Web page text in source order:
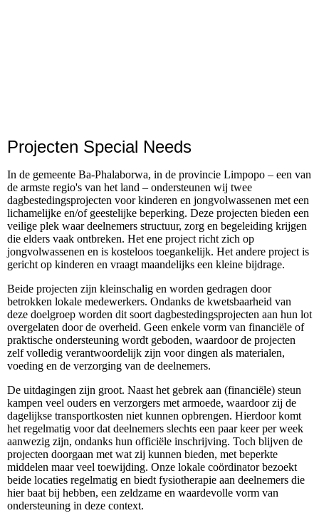
Projecten Special Needs
In de gemeente Ba-Phalaborwa, in de provincie Limpopo – een van
de armste regio's van het land – ondersteunen wij twee
dagbestedingsprojecten voor kinderen en jongvolwassenen met een
lichamelijke en/of geestelijke beperking. Deze projecten bieden een
veilige plek waar deelnemers structuur, zorg en begeleiding krijgen
die elders vaak ontbreken. Het ene project richt zich op
jongvolwassenen en is kosteloos toegankelijk. Het andere project is
gericht op kinderen en vraagt maandelijks een kleine bijdrage.
Beide projecten zijn kleinschalig en worden gedragen door
betrokken lokale medewerkers. Ondanks de kwetsbaarheid van
deze doelgroep worden dit soort dagbestedingsprojecten aan hun lot
overgelaten door de overheid. Geen enkele vorm van financiële of
praktische ondersteuning wordt geboden, waardoor de projecten
zelf volledig verantwoordelijk zijn voor dingen als materialen,
voeding en de verzorging van de deelnemers.
De uitdagingen zijn groot. Naast het gebrek aan (financiële) steun
kampen veel ouders en verzorgers met armoede, waardoor zij de
dagelijkse transportkosten niet kunnen opbrengen. Hierdoor komt
het regelmatig voor dat deelnemers slechts een paar keer per week
aanwezig zijn, ondanks hun officiële inschrijving. Toch blijven de
projecten doorgaan met wat zij kunnen bieden, met beperkte
middelen maar veel toewijding. Onze lokale coördinator bezoekt
beide locaties regelmatig en biedt fysiotherapie aan deelnemers die
hier baat bij hebben, een zeldzame en waardevolle vorm van
ondersteuning in deze context.